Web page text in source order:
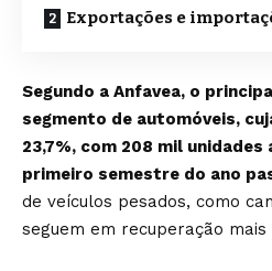
Exportações e
Segundo a Anfavea, o
segmento de automóveis,
23,7%, com 208 mil unidades
primeiro semestre do ano
de veículos pesados, como
seguem em recuperação mais